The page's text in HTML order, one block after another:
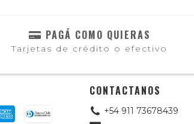
PAGÁ COMO QUIERAS
Tarjetas de crédito o efectivo
CONTACTANOS
+54 911 73678439